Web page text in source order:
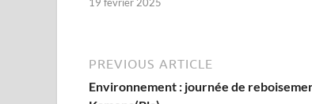
PREVIOUS ARTICLE
Environnement : journée de